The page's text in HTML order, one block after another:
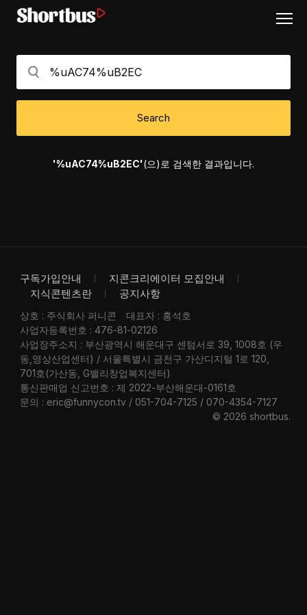
Search
'%uAC74%uB2EC'(으)로 검색한 결과입니다.
구독가입안내
지콘크리에이터 모집안내
지식콘텐츠란
공지사항
상호 : 주식회사 퍼니콘
대표자 : 홍석호
사업자등록번호 : 476-81-02126
사업장주소지 : 부산광역시 해운대구 센텀서로 39, 1008호 (우
동,영상산업센터) / 서울특별시 금천구 가산디지털 1로 120,
701호(가산동, G밸리창업복지센터)
통신판매업 신고번호 : 제 2022-부산해운대-0161호
문의 : eric@funnycon.tv / 051-704-7125 / 070-4354-7127
© 2026 shortbus.